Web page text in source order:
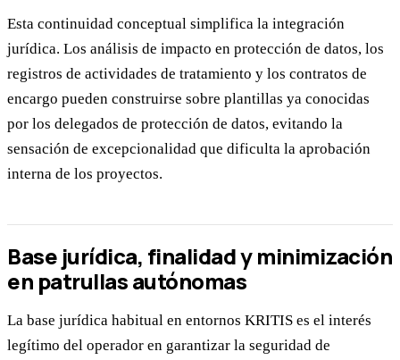
Esta continuidad conceptual simplifica la integración
jurídica. Los análisis de impacto en protección de datos, los
registros de actividades de tratamiento y los contratos de
encargo pueden construirse sobre plantillas ya conocidas
por los delegados de protección de datos, evitando la
sensación de excepcionalidad que dificulta la aprobación
interna de los proyectos.
Base jurídica, finalidad y minimización
en patrullas autónomas
La base jurídica habitual en entornos KRITIS es el interés
legítimo del operador en garantizar la seguridad de